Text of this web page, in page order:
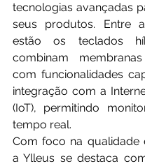
tecnologias avançadas
seus produtos. Entre
estão os teclados
combinam
com funcionalidades
integração com a
(IoT), permitindo
tempo real.
Com foco na qualidade
a Ylleus se destaca